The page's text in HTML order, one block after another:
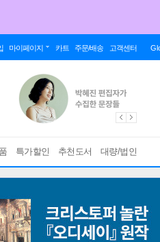
마이페이지 카트 주문/배송 고객센터
특가할인 추천도서 대량/법인